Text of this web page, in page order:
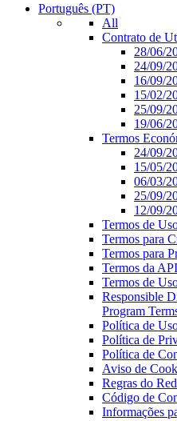
Português (PT)
All
Contrato de
28/06/
24/09/
16/09/
15/02/
25/09/
19/06/
Termos
24/09/
15/05/
06/03/
25/09/
12/09/
Termos de
Termos para
Termos para
Termos da
Termos de
Responsible
Program
Política de
Política de
Política de
Aviso de
Regras do
Código de
Informações